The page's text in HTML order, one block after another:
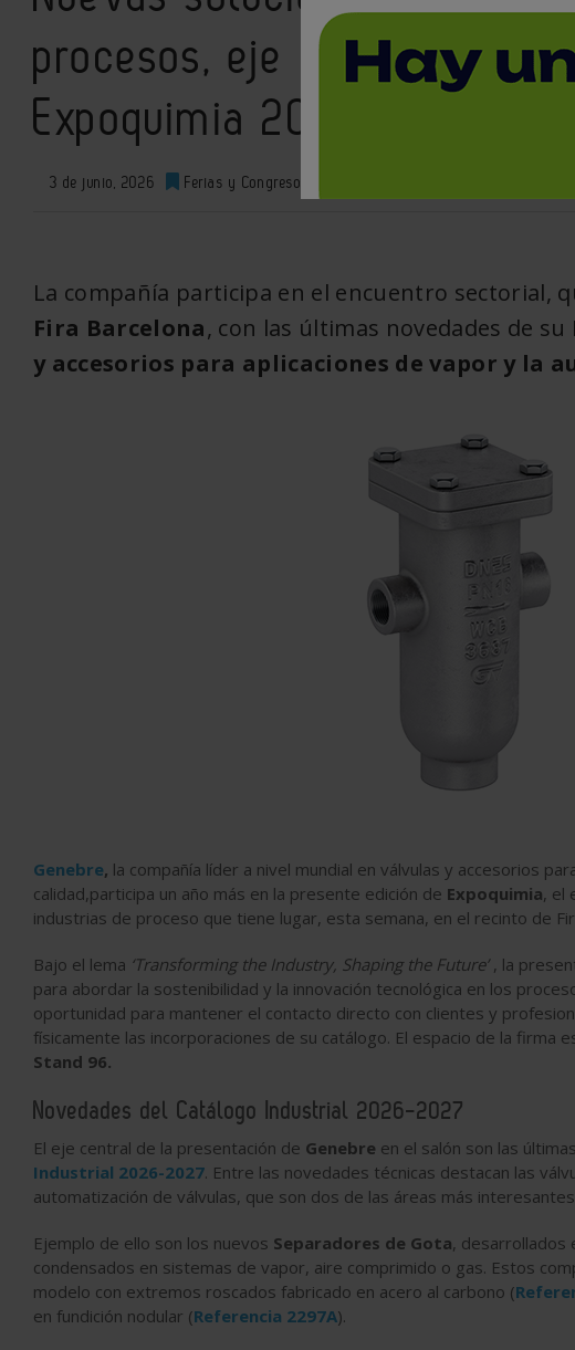
procesos, eje de la
Expoquimia 2026
3 de junio, 2026 Ferias y Congresos
La compañía participa en el encuentro sectorial,
Fira Barcelona, con las últimas novedades de
y accesorios para aplicaciones de vapor y la
Genebre, la compañía líder a nivel mundial en válvulas y accesorios
calidad,participa un año más en la presente edición de Expoquimia, el
industrias de proceso que tiene lugar, esta semana, en el recinto de
Bajo el lema ‘Transforming the Industry, Shaping the Future’, la
para abordar la sostenibilidad y la innovación tecnológica en los
oportunidad para mantener el contacto directo con clientes y
físicamente las incorporaciones de su catálogo. El espacio de la firma
Stand 96.
Novedades del Catálogo Industrial 2026-2027
El eje central de la presentación de Genebre en el salón son las
Industrial 2026-2027. Entre las novedades técnicas destacan las
automatización de válvulas, que son dos de las áreas más
Ejemplo de ello son los nuevos Separadores de Gota, desarrollados
condensados en sistemas de vapor, aire comprimido o gas. Estos
modelo con extremos roscados fabricado en acero al carbono (
en fundición nodular (Referencia 2297A).